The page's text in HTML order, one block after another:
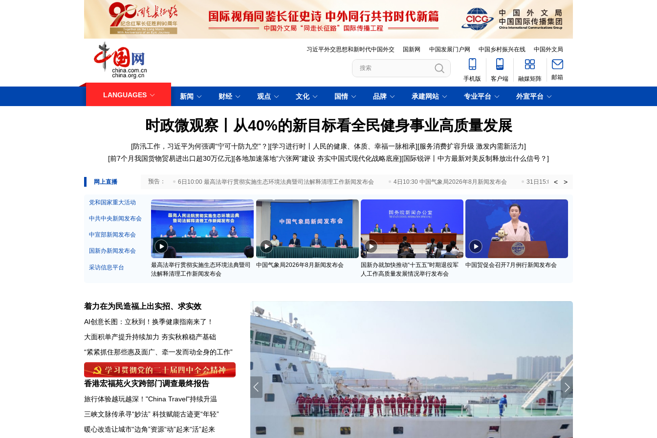
习近平外交思想和新时代中国外交 国新网 中国发展门户网 中国乡村振兴在线 中国外文局
手机版 客户端 融媒矩阵 邮箱
LANGUAGES 新闻 财经 观点 文化 国情 品牌 承建网站 专业平台 外宣平台
时政微观察丨从40%的新目标看全民健身事业高质量发展
[防汛工作，习近平为何强调“宁可十防九空”？][学习进行时丨人民的健康、体质、幸福一脉相承][服务消费扩容升级 激发内需新活力]
[前7个月我国货物贸易进出口超30万亿元][各地加速落地“六张网”建设 夯实中国式现代化战略底座][国际锐评丨中方最新对美反制释放出什么信号？]
网上直播
29日10:00 国务院台湾事务办公室7月29日举行新闻发布会 6日10:00 最高法举行贯彻实施生态环境法典暨司法解释清理工作新闻发布会 4日10:30 中国气象局2026年8月新闻发布会 31日15:00 国新办就加快推动“十五五”时期退役
< >
党和国家重大活动
中共中央新闻发布会
中宣部新闻发布会
国新办新闻发布会
采访信息平台
最高法举行贯彻实施生态环境法典暨司
法解释清理工作新闻发布会
中国气象局2026年8月新闻发布会
国新办就加快推动“十五五”时期退役军
人工作高质量发展情况举行发布会
中国贸促会召开7月例行新闻发布会
着力在为民造福上出实招、求实效
AI创意长图：立秋到！换季健康指南来了！
大面积单产提升持续加力 夯实秋粮稳产基础
“紧紧抓住那些惠及面广、牵一发而动全身的工作”
香港宏福苑火灾跨部门调查最终报告
旅行体验越玩越深！"China Travel"持续升温
三峡文脉传承寻“妙法” 科技赋能古迹更“年轻”
暖心改造让城市“边角”资源“动”起来“活”起来